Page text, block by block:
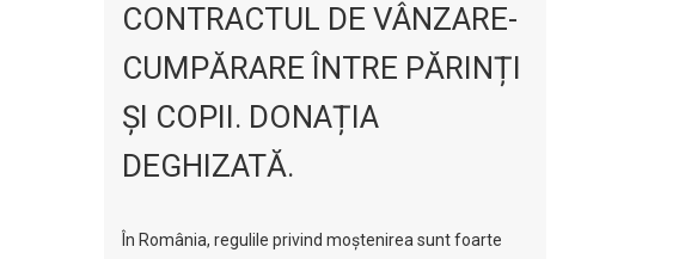
CONTRACTUL DE VÂNZARE-
CUMPĂRARE ÎNTRE PĂRINȚI
ȘI COPII. DONAȚIA
DEGHIZATĂ.
În România, regulile privind moștenirea sunt foarte